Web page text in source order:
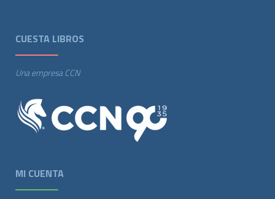
CUESTA LIBROS
Una empresa CCN
MI CUENTA